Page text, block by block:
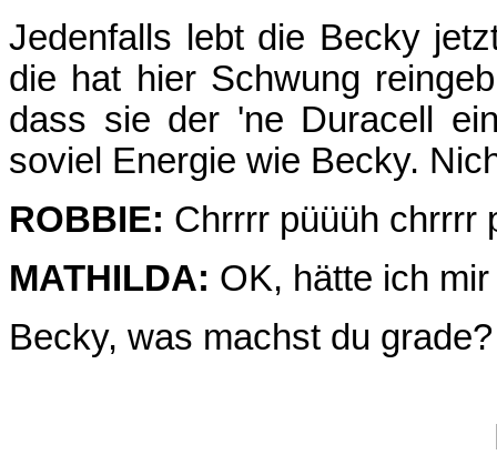
Jedenfalls lebt die Becky
die hat hier Schwung
dass sie der 'ne Duracell
soviel Energie wie Becky.
ROBBIE: Chrrrr püüüh chrrrr
MATHILDA: OK, hätte ich
Becky, was machst du grade?